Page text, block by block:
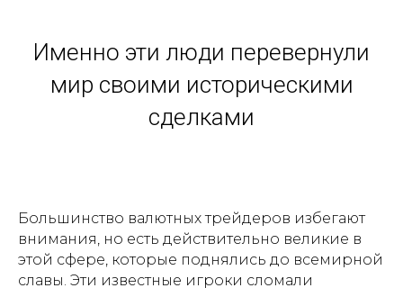
Именно эти люди перевернули
мир своими историческими
сделками
Большинство валютных трейдеров избегают
внимания, но есть действительно великие в
этой сфере, которые поднялись до всемирной
славы. Эти известные игроки сломали